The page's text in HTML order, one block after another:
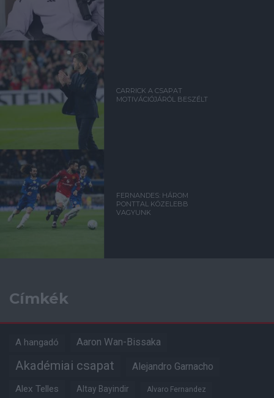
CARRICK A CSAPAT
MOTIVÁCIÓJÁRÓL BESZÉLT
FERNANDES: HÁROM
PONTTAL KÖZELEBB
VAGYUNK
Címkék
A hangadó Aaron Wan-Bissaka
Akadémiai csapat Alejandro Garnacho
Alex Telles Altay Bayindir Alvaro Fernandez